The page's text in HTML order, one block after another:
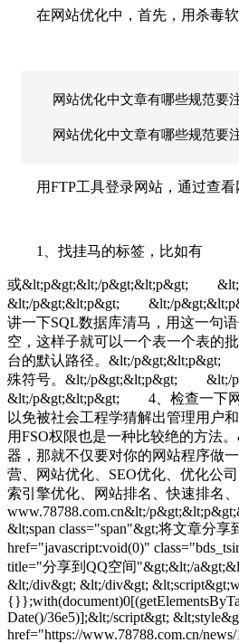
在网站优化中，首先，用杀毒软
网站优化中文章有哪些规范要
网站优化中文章有哪些规范要
用FTP工具登录网站，通过查看
1、找挂马的标签，比如有
或&lt;p&gt;&lt;/p&gt;&lt;p&gt; &lt;/
&lt;/p&gt;&lt;p&gt; &lt;/
讲一下SQL数据库清马，用这一句语
空，这样子就可以一个表一个表
台的默认路径。&lt;/p&gt;&lt;p&gt;
殊符号。&lt;/p&gt;&lt;p&gt; &lt;/
&lt;/p&gt;&lt;p&gt; 4、检查一下
以免被社会工程学猜解出管理用
用FSO权限也是一种比较绝的方
器，那就不仅要对你的网站程序
营、网站优化、SEO优化、优化公
索引擎优化、网站排名、快速排名
www.78788.com.cn&lt;/
&lt;span class="span"&gt;将文章分享
href="javascript:void(0)"
title="分享到QQ空间"&gt;&lt;/
&lt;/div&gt; &lt;/div&gt;
Date()/36e5)];&lt;/script&gt;
href="https://www.78788.com.cn/